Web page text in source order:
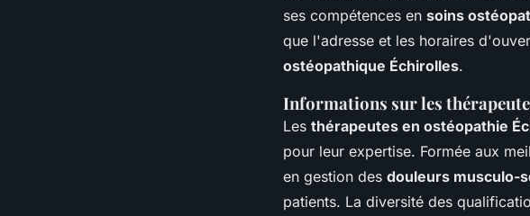
ses compétences en soins
que l'adresse et les horaires
ostéopathique Échirolles.
Informations sur les
Les thérapeutes en ostéopathie
pour leur expertise. Formée aux
en gestion des douleurs musculo-
patients. La diversité des